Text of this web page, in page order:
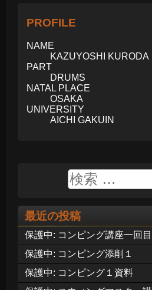
PROFILE
NAME
KAZUYOSHI KURODA
PART
DRUMS
NATAL PLACE
OSAKA
UNIVERSITY
AICHI GAKUIN
最近の投稿
保護中: コンピング講座一回目
保護中: コンピング添削１
保護中: コンピング１資料